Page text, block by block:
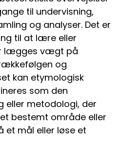
til undervisning,
og analyser. Det er
til at lære eller
lægges vægt på
og
kan etymologisk
som den
eller metodologi, der
bestemt område eller
et mål eller løse et